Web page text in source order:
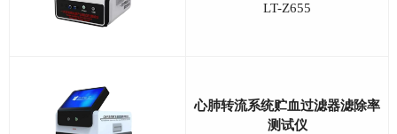
LT-Z655
心肺转流系统贮血过滤器滤除率
测试仪